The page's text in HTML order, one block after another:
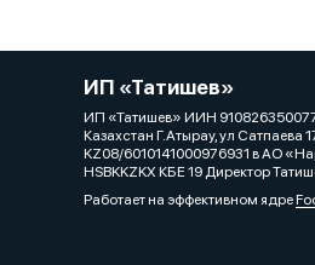
ИП «Татишев»
ИП «Татишев» ИИН
Казахстан Г.Атырау, ул Сатпаева
KZ08/6010141000976931 в АО
HSBKKZKX КБЕ 19 Директор
Работает на эффективном ядре